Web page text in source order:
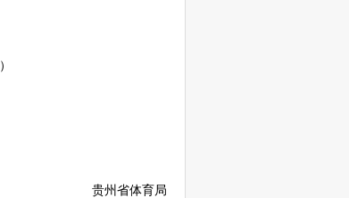
）
贵州省体育局